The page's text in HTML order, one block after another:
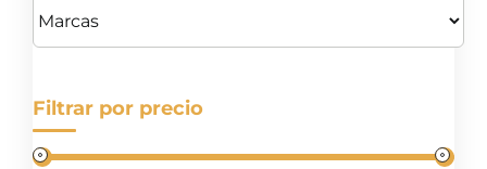
Filtrar por precio